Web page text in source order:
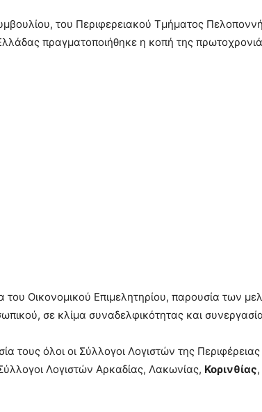
του Περιφερειακού Τμήματος
πραγματοποιήθηκε η κοπή της
Οικονομικού Επιμελητηρίου, παρουσία των
σε κλίμα συναδελφικότητας και
τους όλοι οι Σύλλογοι Λογιστών της Περιφέρειας
Λογιστών Αρκαδίας, Λακωνίας, Κορινθίας,